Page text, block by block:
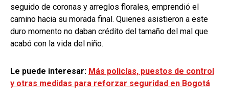
seguido de coronas y arreglos florales, emprendió el
camino hacia su morada final. Quienes asistieron a este
duro momento no daban crédito del tamaño del mal que
acabó con la vida del niño.
Le puede interesar: Más policías, puestos de control
y otras medidas para reforzar seguridad en Bogotá